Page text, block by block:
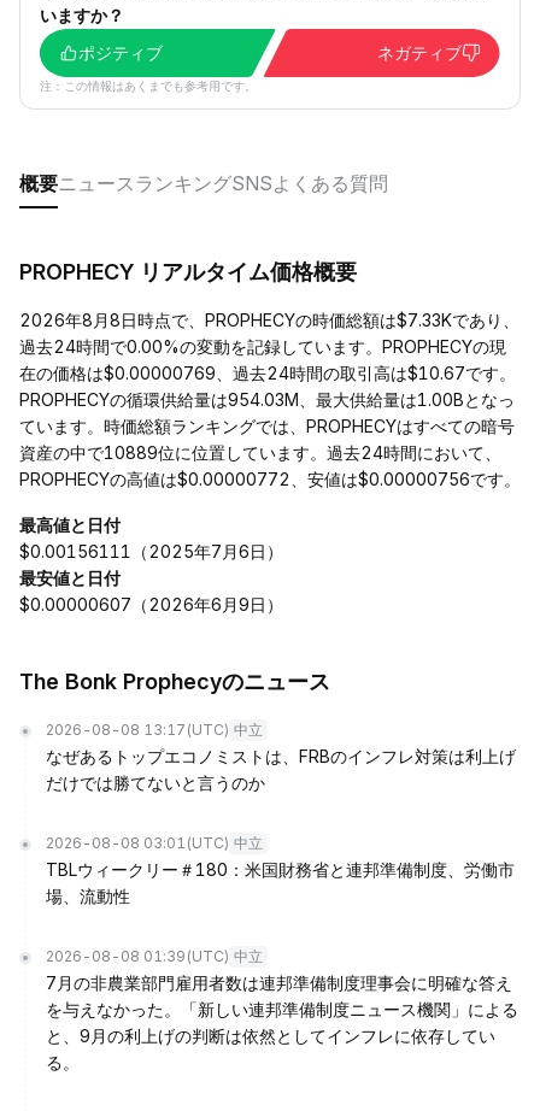
いますか？
ポジティブ
ネガティブ
注：この情報はあくまでも参考用です。
概要ニュース ランキングSNSよくある質問
PROPHECY リアルタイム価格概要
2026年8月8日時点で、PROPHECYの時価総額は$7.33Kであり、
過去24時間で0.00%の変動を記録しています。PROPHECYの現
在の価格は$0.00000769、過去24時間の取引高は$10.67です。
PROPHECYの循環供給量は954.03M、最大供給量は1.00Bとなっ
ています。時価総額ランキングでは、PROPHECYはすべての暗号
資産の中で10889位に位置しています。過去24時間において、
PROPHECYの高値は$0.00000772、安値は$0.00000756です。
最高値と日付
$0.00156111（2025年7月6日）
最安値と日付
$0.00000607（2026年6月9日）
The Bonk Prophecyのニュース
2026-08-08 13:17 (UTC) 中立
なぜあるトップエコノミストは、FRBのインフレ対策は利上げ
だけでは勝てないと言うのか
2026-08-08 03:01 (UTC) 中立
TBLウィークリー＃180：米国財務省と連邦準備制度、労働市
場、流動性
2026-08-08 01:39 (UTC) 中立
7月の非農業部門雇用者数は連邦準備制度理事会に明確な答え
を与えなかった。「新しい連邦準備制度ニュース機関」による
と、9月の利上げの判断は依然としてインフレに依存してい
る。